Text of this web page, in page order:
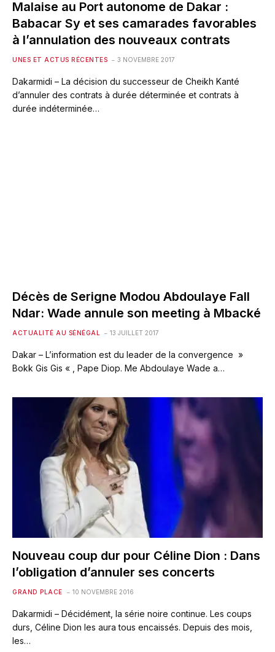
Malaise au Port autonome de Dakar :
Babacar Sy et ses camarades favorables
à l’annulation des nouveaux contrats
UNES ET ACTUS RÉCENTES 3 NOVEMBRE 2017
Dakarmidi – La décision du successeur de Cheikh Kanté
d’annuler des contrats à durée déterminée et contrats à
durée indéterminée…
Décès de Serigne Modou Abdoulaye Fall
Ndar: Wade annule son meeting à Mbacké
ACTUALITÉ AU SÉNÉGAL 13 JUILLET 2017
Dakar – L’information est du leader de la convergence »
Bokk Gis Gis « , Pape Diop. Me Abdoulaye Wade a…
Nouveau coup dur pour Céline Dion : Dans
l’obligation d’annuler ses concerts
GRAND PLACE 10 NOVEMBRE 2016
Dakarmidi – Décidément, la série noire continue. Les coups
durs, Céline Dion les aura tous encaissés. Depuis des mois,
les…